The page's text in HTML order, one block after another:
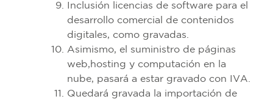
Inclusión licencias de software para el
desarrollo comercial de contenidos
digitales, como gravadas.
Asimismo, el suministro de páginas
web,hosting y computación en la
nube, pasará a estar gravado con IVA.
Quedará gravada la importación de